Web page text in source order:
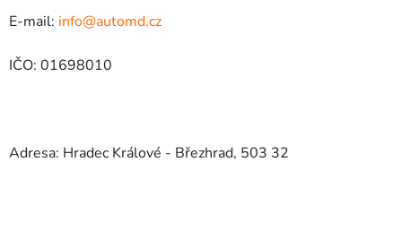
E-mail: info@automd.cz
IČO: 01698010
Adresa: Hradec Králové - Březhrad, 503 32